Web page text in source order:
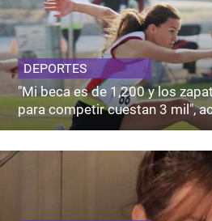
DEPORTES
"Mi beca es de 1,200 y los
para competir cuestan 3 mil",